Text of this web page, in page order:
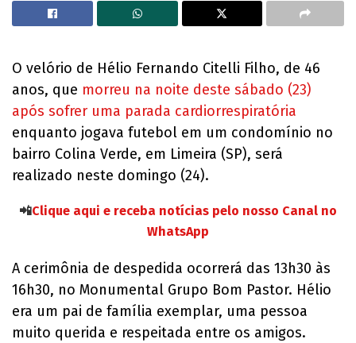
O velório de Hélio Fernando Citelli Filho, de 46
anos, que morreu na noite deste sábado (23)
após sofrer uma parada cardiorrespiratória
enquanto jogava futebol em um condomínio no
bairro Colina Verde, em Limeira (SP), será
realizado neste domingo (24).
📲Clique aqui e receba notícias pelo nosso Canal no
WhatsApp
A cerimônia de despedida ocorrerá das 13h30 às
16h30, no Monumental Grupo Bom Pastor. Hélio
era um pai de família exemplar, uma pessoa
muito querida e respeitada entre os amigos.